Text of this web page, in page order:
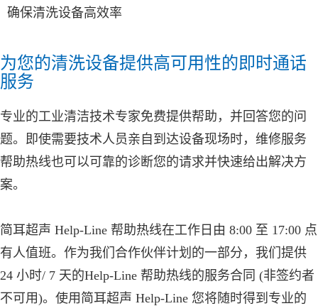
确保清洗设备高效率
为您的清洗设备提供高可用性的即时通话
服务
专业的工业清洁技术专家免费提供帮助，并回答您的问
题。即使需要技术人员亲自到达设备现场时，维修服务
帮助热线也可以可靠的诊断您的请求并快速给出解决方
案。
简耳超声 Help-Line 帮助热线在工作日由 8:00 至 17:00 点
有人值班。作为我们合作伙伴计划的一部分，我们提供
24 小时/ 7 天的Help-Line 帮助热线的服务合同 (非签约者
不可用)。使用 简耳超声 Help-Line 您将随时得到专业的